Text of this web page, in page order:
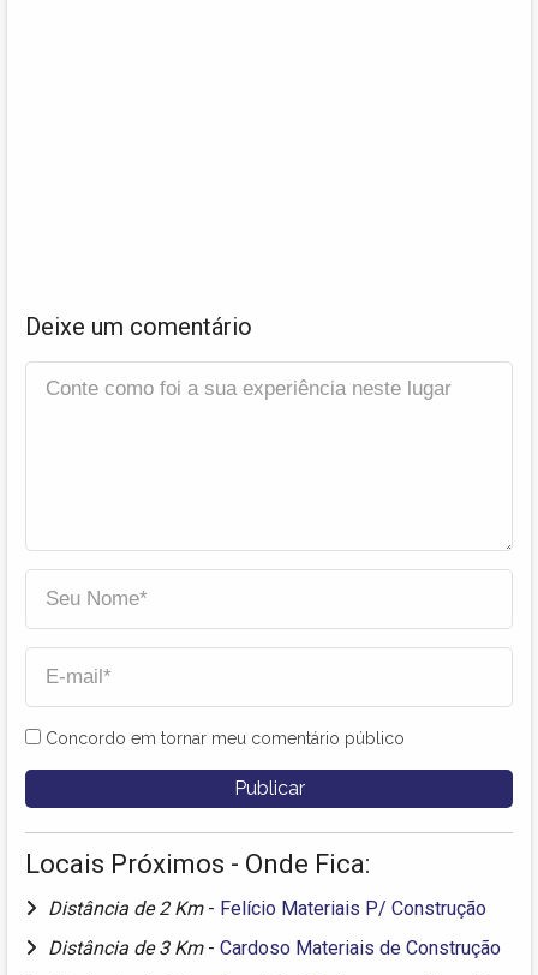
Deixe um comentário
Concordo em tornar meu comentário público
Locais Próximos - Onde Fica:
Distância de 2 Km - Felício Materiais P/ Construção
Distância de 3 Km - Cardoso Materiais de Construção